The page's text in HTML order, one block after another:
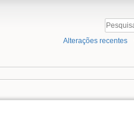
Alterações recentes